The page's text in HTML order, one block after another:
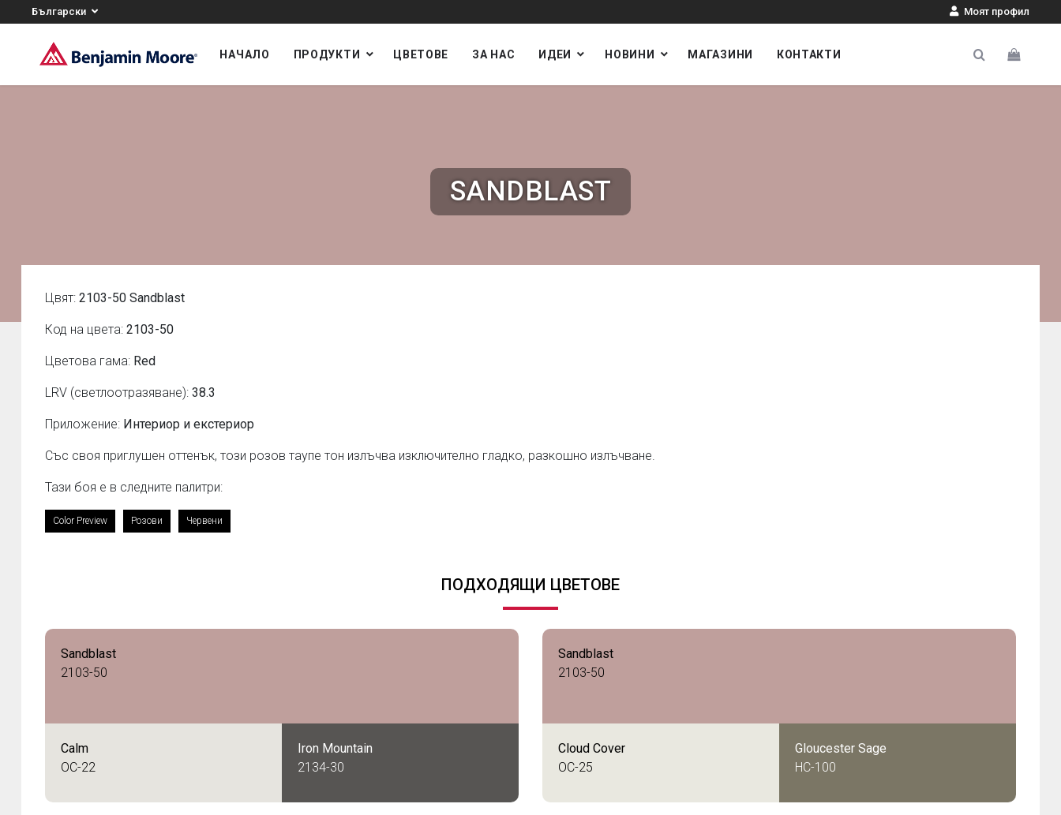
Български Моят профил
НАЧАЛО ПРОДУКТИ ЦВЕТОВЕ ЗА НАС ИДЕИ НОВИНИ МАГАЗИНИ КОНТАКТИ
SANDBLAST
Цвят: 2103-50 Sandblast
Код на цвета: 2103-50
Цветова гама: Red
LRV (светлоотразяване): 38.3
Приложение: Интериор и екстериор
Със своя приглушен оттенък, този розов таупе тон излъчва изключително гладко, разкошно излъчване.
Тази боя е в следните палитри:
Color Preview Розови Червени
ПОДХОДЯЩИ ЦВЕТОВЕ
Sandblast
2103-50
Calm
OC-22
Iron Mountain
2134-30
Sandblast
2103-50
Cloud Cover
OC-25
Gloucester Sage
HC-100